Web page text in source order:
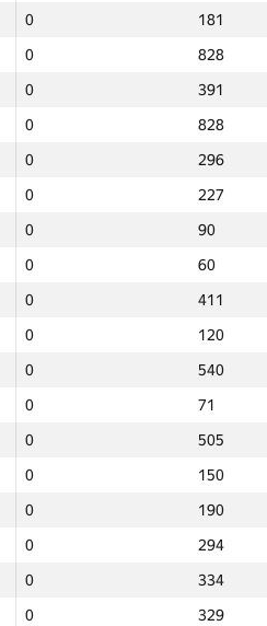
0
181
0
828
0
391
0
828
0
296
0
227
0
90
0
60
0
411
0
120
0
540
0
71
0
505
0
150
0
190
0
294
0
334
0
329
Ընդամենը
NGP30 Ընդհանուր Նվզգ. վայր